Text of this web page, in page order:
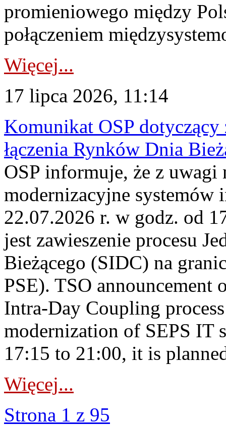
promieniowego między
połączeniem
Więcej...
17 lipca 2026, 11:14
Komunikat OSP dotyczący
łączenia Rynków Dnia
OSP informuje, że z uwagi
modernizacyjne systemów
22.07.2026 r. w godz. od
jest zawieszenie procesu
Bieżącego (SIDC) na
PSE). TSO announcement
Intra-Day Coupling
modernization of SEPS IT
17:15 to 21:00, it is
Więcej...
Strona 1 z 95